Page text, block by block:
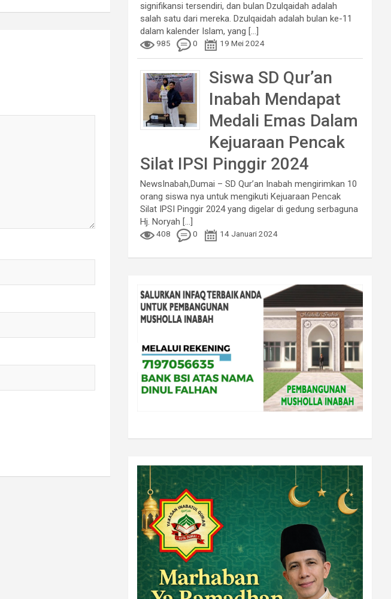
signifikansi tersendiri, dan bulan Dzulqaidah adalah
salah satu dari mereka. Dzulqaidah adalah bulan ke-11
dalam kalender Islam, yang [...]
985 0 19 Mei 2024
Siswa SD Qur’an
Inabah Mendapat
Medali Emas Dalam
Kejuaraan Pencak
Silat IPSI Pinggir 2024
NewsInabah,Dumai – SD Qur’an Inabah mengirimkan 10
orang siswa nya untuk mengikuti Kejuaraan Pencak
Silat IPSI Pinggir 2024 yang digelar di gedung serbaguna
Hj. Noryah [...]
408 0 14 Januari 2024